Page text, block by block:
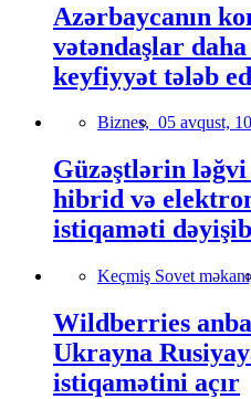
Azərbaycanın
vətəndaşlar
keyfiyyət tələb
Biznes, 05 avqust,
Güzəştlərin ləğvi
hibrid və
istiqaməti dəyişib
Keçmiş Sovet
Wildberries
Ukrayna
istiqamətini açır